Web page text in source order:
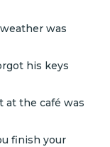
weather was
his keys
at the café was
finish your